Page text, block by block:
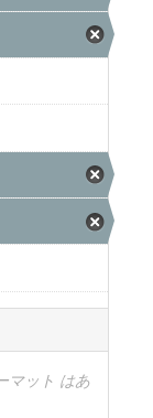
マット はあ